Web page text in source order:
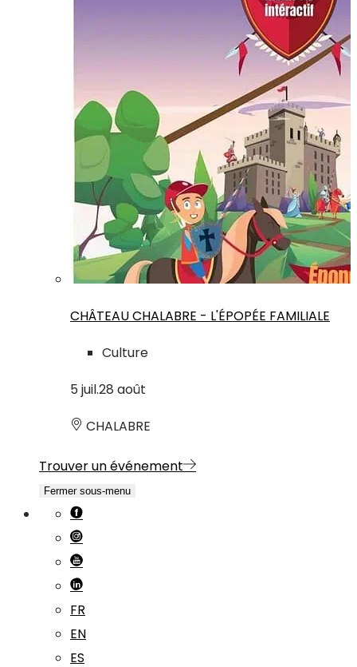
CHÂTEAU CHALABRE - L'ÉPOPÉE FAMILIALE
Culture
5 juil.28 août
CHALABRE
Trouver un événement
Fermer sous-menu
FR
EN
ES